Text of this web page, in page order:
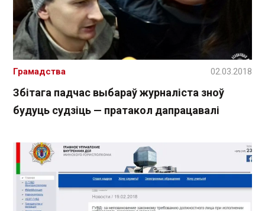
Збітага падчас выбараў журналіста зноў
будуць судзіць — пратакол дапрацавалі
Грамадства 02.03.2018